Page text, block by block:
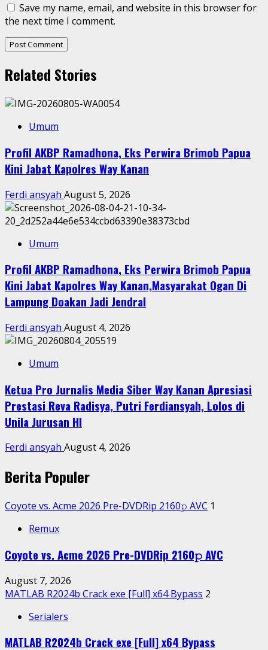
Save my name, email, and website in this browser for
the next time I comment.
Related Stories
Umum
Profil AKBP Ramadhona, Eks Perwira Brimob Papua
Kini Jabat Kapolres Way Kanan
Ferdi ansyah August 5, 2026
Umum
Profil AKBP Ramadhona, Eks Perwira Brimob Papua
Kini Jabat Kapolres Way Kanan,Masyarakat Ogan Di
Lampung Doakan Jadi Jendral
Ferdi ansyah August 4, 2026
Umum
Ketua Pro Jurnalis Media Siber Way Kanan Apresiasi
Prestasi Reva Radisya, Putri Ferdiansyah, Lolos di
Unila Jurusan HI
Ferdi ansyah August 4, 2026
Berita Populer
Coyote vs. Acme 2026 Pre-DVDRip 2160𝚙 AVC 1
Remux
Coyote vs. Acme 2026 Pre-DVDRip 2160𝚙 AVC
August 7, 2026
MATLAB R2024b Crack exe [Full] x64 Bypass 2
Serialers
MATLAB R2024b Crack exe [Full] x64 Bypass